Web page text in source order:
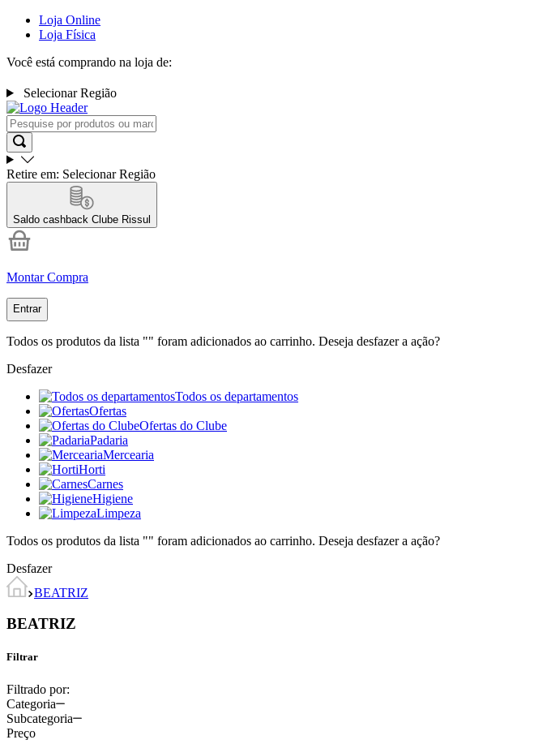
Loja Online
Loja Física
Você está comprando na loja de:
Selecionar Região
Retire em: Selecionar Região
Saldo cashback Clube Rissul
Montar Compra
Entrar
Todos os produtos da lista "" foram adicionados ao carrinho. Deseja desfazer a ação?
Desfazer
Todos os departamentos
Ofertas
Ofertas do Clube
Padaria
Mercearia
Horti
Carnes
Higiene
Limpeza
Todos os produtos da lista "" foram adicionados ao carrinho. Deseja desfazer a ação?
Desfazer
BEATRIZ
BEATRIZ
Filtrar
Filtrado por:
Categoria
Farinhas
Subcategoria
Preço